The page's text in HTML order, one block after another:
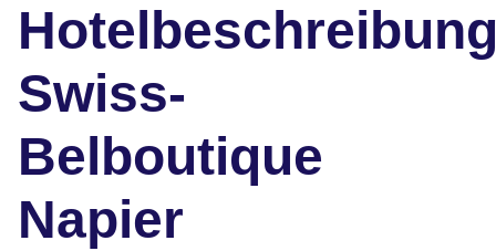
Swiss-
Belboutique
Napier